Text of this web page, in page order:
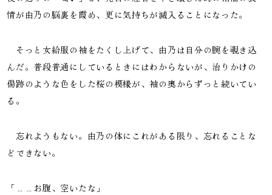
情が由乃の脳裏を霞め、更に気持ちが滅入ることになった。
そっと女給服の袖をたくし上げて、由乃は自分の腕を覗き込
んだ。普段普通にしているときにはわからないが、治りかけの
傷跡のような色をした桜の模様が、袖の奥からずっと続いてい
る。
忘れようもない。由乃の体にこれがある限り、忘れることな
どできない。
「……お腹、空いたな」